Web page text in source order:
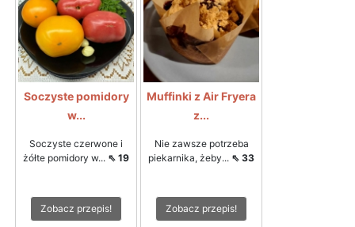
Soczyste pomidory
w...
Soczyste czerwone i
żółte pomidory w... ⇖ 19
Zobacz przepis!
Muffinki z Air Fryera
z...
Nie zawsze potrzeba
piekarnika, żeby... ⇖ 33
Zobacz przepis!